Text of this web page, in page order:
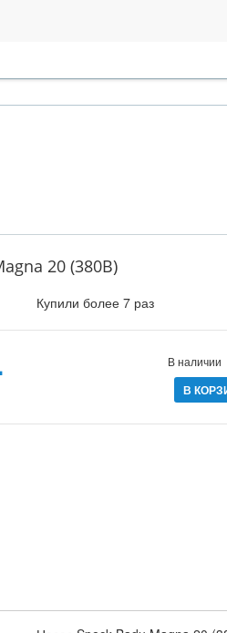
20 (380В)
Купили более 7 раз
В наличии
В